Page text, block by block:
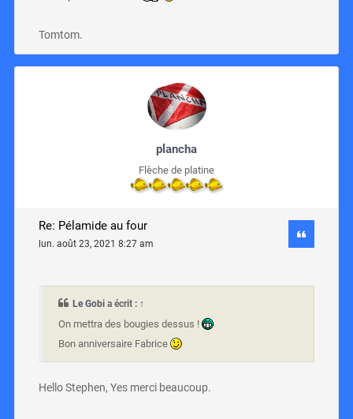
Tomtom.
plancha
Flèche de platine
Re: Pélamide au four
lun. août 23, 2021 8:27 am
Le Gobi a écrit : ↑
On mettra des bougies dessus !
Bon anniversaire Fabrice
Hello Stephen, Yes merci beaucoup.